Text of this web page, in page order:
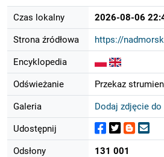
Czas lokalny 2026-08-06
Strona źródłowa https://
Encyklopedia
Odświeżanie Przekaz
Galeria Dodaj zdjęcie do
Udostępnij
Odsłony 131 001